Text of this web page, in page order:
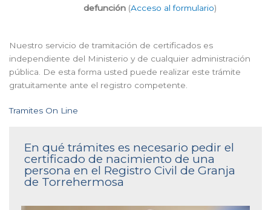
defunción (Acceso al formulario)
Nuestro servicio de tramitación de certificados es
independiente del Ministerio y de cualquier administración
pública. De esta forma usted puede realizar este trámite
gratuitamente ante el registro competente.
Tramites On Line
En qué trámites es necesario pedir el
certificado de nacimiento de una
persona en el Registro Civil de Granja
de Torrehermosa